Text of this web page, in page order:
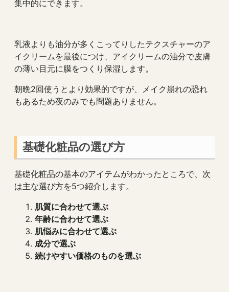
集中的にできます。
乳液よりも油分が多くこってりしたテクスチャーのア
イクリームを最後につけ、アイクリームの油分で皮膚
の薄い目元に膜をつくり保湿します。
朝晩2回使うとより効果的ですが、メイク崩れの恐れ
もあるため夜のみでも問題ありません。
基礎化粧品の選び方
基礎化粧品の基本のアイテムがわかったところで、次
は主な選び方を5つ紹介します。
肌質に合わせて選ぶ
年齢に合わせて選ぶ
肌悩みに合わせて選ぶ
成分で選ぶ
続けやすい価格のものを選ぶ